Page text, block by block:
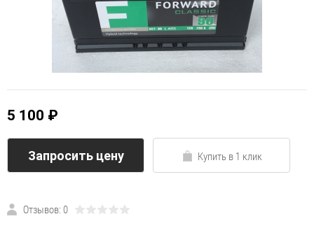
5 100 ₽
Запросить цену Купить в 1 клик
Отзывов: 0